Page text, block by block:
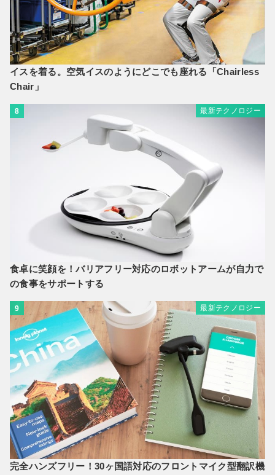
イスを着る。空気イスのようにどこでも座れる「Chairless
Chair」
8 最新テクノロジー
食卓に笑顔を！バリアフリー対応のロボットアームが自力で
の食事をサポートする
9 最新テクノロジー
完全ハンズフリー！30ヶ国語対応のフロントマイク型翻訳機